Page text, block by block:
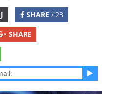
SHARE / 23
SHARE